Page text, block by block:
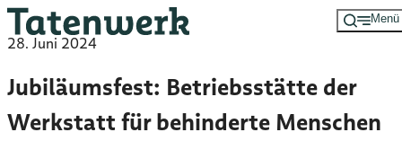
Zum
Hauptinhalt
springen
Menü
28. Juni 2024
Jubiläumsfest: Betriebsstätte der
Werkstatt für behinderte Menschen